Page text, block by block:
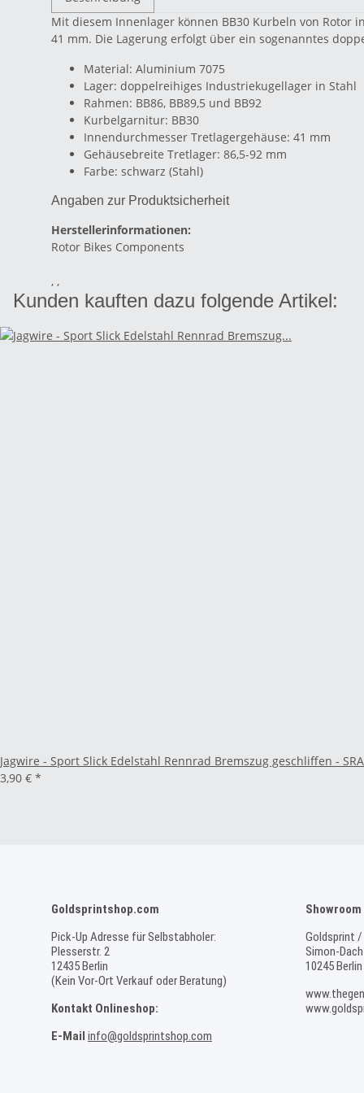
Mit diesem Innenlager können BB30 Kurbeln von Rotor
41 mm. Die Lagerung erfolgt über ein sogenanntes
Material: Aluminium 7075
Lager: doppelreihiges Industriekugellager in Stahl
Rahmen: BB86, BB89,5 und BB92
Kurbelgarnitur: BB30
Innendurchmesser Tretlagergehäuse: 41 mm
Gehäusebreite Tretlager: 86,5-92 mm
Farbe: schwarz (Stahl)
Angaben zur Produktsicherheit
Herstellerinformationen:
Rotor Bikes Components
, ,
Kunden kauften dazu folgende Artikel:
Jagwire - Sport Slick Edelstahl Rennrad Bremszug geschliffen -
3,90 € *
Goldsprintshop.com
Pick-Up Adresse für Selbstabholer:
Plesserstr. 2
12435 Berlin
(Kein Vor-Ort Verkauf oder Beratung)
Kontakt Onlineshop:
E-Mail info@goldsprintshop.com
Goldsprint
Simon-
10245 Berlin